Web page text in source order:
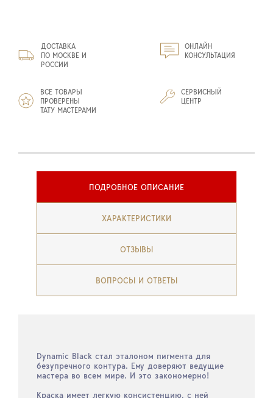
ДОСТАВКА
ПО МОСКВЕ И
РОССИИ
ОНЛАЙН
КОНСУЛЬТАЦИЯ
ВСЕ ТОВАРЫ
ПРОВЕРЕНЫ
ТАТУ МАСТЕРАМИ
СЕРВИСНЫЙ
ЦЕНТР
ПОДРОБНОЕ ОПИСАНИЕ
ХАРАКТЕРИСТИКИ
ОТЗЫВЫ
ВОПРОСЫ И ОТВЕТЫ
Dynamic Black стал эталоном пигмента для
безупречного контура. Ему доверяют ведущие
мастера во всем мире. И это закономерно!
Краска имеет легкую консистенцию, с ней